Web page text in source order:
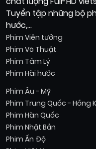
Tuyển tập những bộ
hước,...
Phim Viễn tưởng
Phim Võ Thuật
Phim Tâm Lý
Phim Hài hước
Phim Âu - Mỹ
Phim Trung Quốc - Hồng
Phim Hàn Quốc
Phim Nhật Bản
Phim Ấn Độ